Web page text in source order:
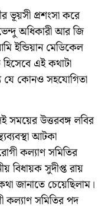
ভূয়সী প্রশংসা করে
অধিকারী আর জি
মেডিকেল
এই কথাটা
যে কোনও সহযোগিতা
সময়ের উত্তরবঙ্গ লবির
আটকা
কল্যাণ সমিতির
বিধায়ক সুদীপ্ত রায়
জানাতে চেয়েছিলাম।
কল্যাণ সমিতির পদ